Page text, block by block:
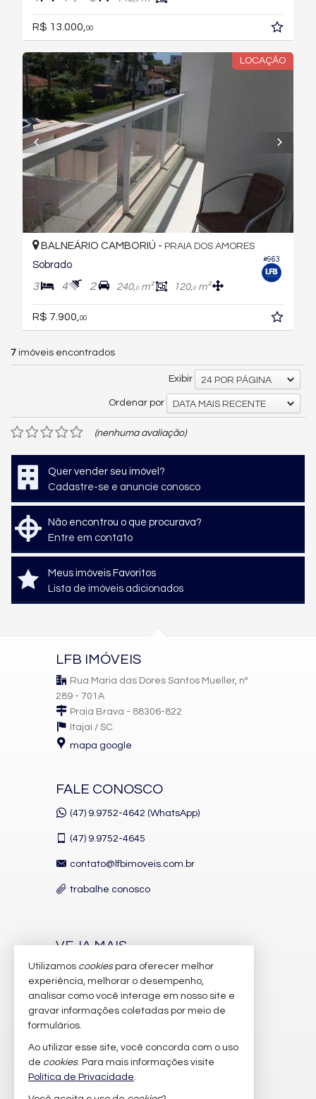
R$ 13.000, 00
LOCAÇÃO
#963
BALNEÁRIO CAMBORIÚ - PRAIA DOS AMORES
Sobrado
3 4 2 240,0m² 120,0m²
R$ 7.900,00
7 imóveis encontrados
Exibir 24 POR PÁGINA
Ordenar por DATA MAIS RECENTE
(nenhuma avaliação)
Quer vender seu imóvel?
Cadastre-se e anuncie conosco
Não encontrou o que procurava?
Entre em contato
Meus imóveis Favoritos
Lista de imóveis adicionados
LFB IMÓVEIS
Rua Maria das Dores Santos Mueller, nº
289 - 701A
Praia Brava - 88306-822
Itajaí / SC
mapa google
FALE CONOSCO
(47) 9.9752-4642 (WhatsApp)
(47) 9.9752-4645
contato@lfbimoveis.com.br
trabalhe conosco
VEJA MAIS
receba nosso newsletter
indicadores financeiros
imóveis favoritos
mapa de imóveis
Utilizamos cookiespara oferecer melhor
experiência, melhorar o desempenho,
analisar como você interage em nosso site e
gravar informações coletadas por meio de
formulários.
Ao utilizar esse site, você concorda com o uso
de cookies. Para mais informações visite
Política de Privacidade.